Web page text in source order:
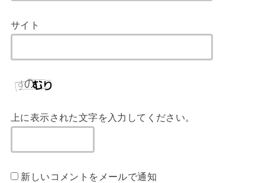
サイト
上に表示された文字を入力してください。
新しいコメントをメールで通知